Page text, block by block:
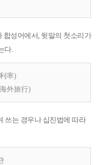
합성어에서, 뒷말의 첫소리가
다.
率)
外旅行)
쓰는 경우나 십진법에 따라